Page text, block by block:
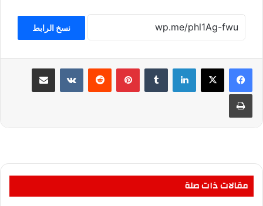
نسخ الرابط
لينكدإن بينتيريست مشاركة عبر البريد
طباعة
مقالات ذات صلة